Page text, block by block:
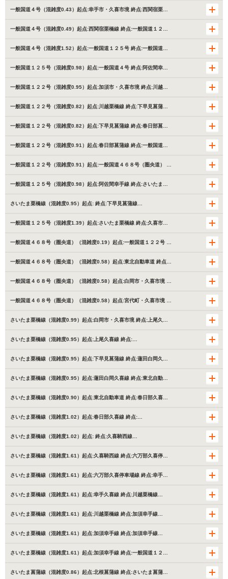
一般国道４号（混雑度0.43）起点:幸手市・久喜市境 終点:西関宿栗…
一般国道４号（混雑度0.49）起点:西関宿栗橋線 終点:一般国道１２…
一般国道４号（混雑度1.52）起点:一般国道１２５号 終点:一般国道…
一般国道１２５号（混雑度0.98）起点:一般国道４号 終点:阿佐間幸…
一般国道１２２号（混雑度0.95）起点:加須市・久喜市境 終点:川越…
一般国道１２２号（混雑度0.82）起点:川越栗橋線 終点:下早見菖蒲…
一般国道１２２号（混雑度0.82）起点:下早見菖蒲線 終点:春日部菖…
一般国道１２２号（混雑度0.91）起点:春日部菖蒲線 終点:一般国道…
一般国道１２２号（混雑度0.91）起点:一般国道４６８号（圏央道） …
一般国道１２５号（混雑度0.98）起点:阿佐間幸手線 終点:さいたま…
さいたま栗橋線（混雑度0.95）起点: 終点:下早見菖蒲線…
一般国道１２５号（混雑度1.39）起点:さいたま栗橋線 終点:久喜市…
一般国道４６８号（圏央道）（混雑度0.19）起点:一般国道１２２号 …
一般国道４６８号（圏央道）（混雑度0.58）起点:東北自動車道 終点…
一般国道４６８号（圏央道）（混雑度0.58）起点:白岡市・久喜市境 …
一般国道４６８号（圏央道）（混雑度0.58）起点:宮代町・久喜市境 …
さいたま栗橋線（混雑度0.99）起点:白岡市・久喜市境 終点:上尾久…
さいたま栗橋線（混雑度0.95）起点:上尾久喜線 終点:…
さいたま栗橋線（混雑度0.95）起点:下早見菖蒲線 終点:蓮田白岡久…
さいたま栗橋線（混雑度0.95）起点:蓮田白岡久喜線 終点:東北自動…
さいたま栗橋線（混雑度0.90）起点:東北自動車道 終点:春日部久喜…
さいたま栗橋線（混雑度1.02）起点:春日部久喜線 終点:…
さいたま栗橋線（混雑度1.02）起点: 終点:久喜騎西線…
さいたま栗橋線（混雑度1.61）起点:久喜騎西線 終点:六万部久喜停…
さいたま栗橋線（混雑度1.61）起点:六万部久喜停車場線 終点:幸手…
さいたま栗橋線（混雑度1.61）起点:幸手久喜線 終点:川越栗橋線…
さいたま栗橋線（混雑度1.61）起点:川越栗橋線 終点:加須幸手線…
さいたま栗橋線（混雑度1.61）起点:加須幸手線 終点:加須幸手線…
さいたま栗橋線（混雑度1.61）起点:加須幸手線 終点:一般国道１２…
さいたま菖蒲線（混雑度0.86）起点:北根菖蒲線 終点:さいたま菖蒲…